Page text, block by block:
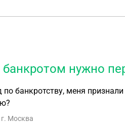
нужно
по банкротству, меня
Москва